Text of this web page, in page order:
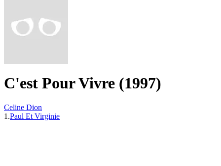
C'est Pour Vivre (1997)
Celine Dion
1.Paul Et Virginie